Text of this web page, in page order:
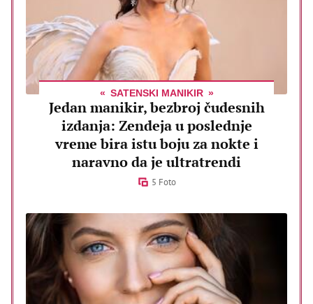
SATENSKI MANIKIR
Jedan manikir, bezbroj čudesnih
izdanja: Zendeja u poslednje
vreme bira istu boju za nokte i
naravno da je ultratrendi
5 Foto